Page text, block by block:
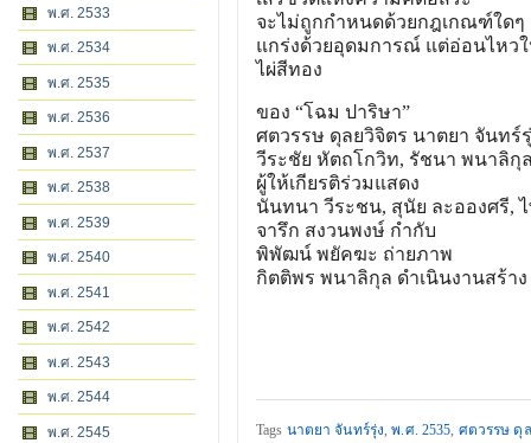
พ.ศ. 2533
พ.ศ. 2534
พ.ศ. 2535
พ.ศ. 2536
พ.ศ. 2537
พ.ศ. 2538
พ.ศ. 2539
พ.ศ. 2540
พ.ศ. 2541
พ.ศ. 2542
พ.ศ. 2543
พ.ศ. 2544
พ.ศ. 2545
จะไม่ถูกกำหนดด้วยกฎเกณฑ์ใดๆ
แกร่งด้วยอุดมการณ์ แต่อ่อนไหว
ไผ่สีทอง
ของ “โฉม ปาริษา”
ศตวรรษ ดุลยวิจิตร นาตยา จันทร์
วีระชัย หัตถโกวิท, รัชนา พนาลิ
ผู้ให้เกียรติร่วมแสดง
นันทนา วีระชน, สุนัย ละอองศรี,
จารึก สงวนพงษ์ กำกับ
พิพัฒน์ พยัคฆะ ถ่ายภาพ
กิตติพร พนาลิกุล ดำเนินงานสร้าง
Tags นาตยา จันทร์รุ่ง,พ.ศ. 2535, ศตวรรษ ดุ